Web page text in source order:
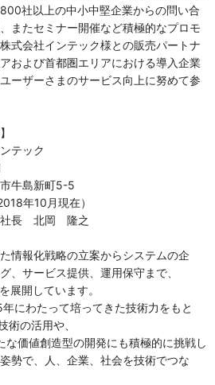
社以上の中小中堅企業からの問い合
またセミナー開催など積極的なプロモ
式会社インテック様との販売パートナ
および首都圏エリアにおける導入企業
ーザーさまのサービス向上に努めて参
ック
島新町5-5
年10月現在）
長 北岡 隆之
情報化戦略の立案からシステムの企
、サービス提供、運用保守まで、
展開しています。
にわたって培ってきた技術力をもと
術の活用や、
な価値創造型の開発にも積極的に挑戦し
勢で、人、企業、社会を技術でつな